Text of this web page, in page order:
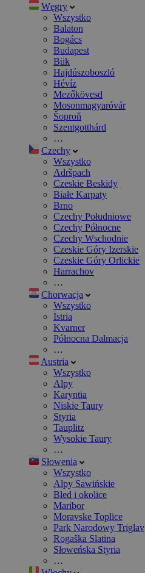
Węgry
Wszystko
Balaton
Bogács
Budapest
Bük
Hajdúszoboszló
Hévíz
Mezőkövesd
Mosonmagyaróvár
Šoproň
Szentgotthárd
…
Czechy
Wszystko
Adršpach
Czeskie Beskidy
Białe Karpaty
Brno
Czechy Południowe
Czechy Północne
Czechy Wschodnie
Czeskie Góry Izerskie
Czeskie Góry Orlickie
Harrachov
…
Chorwacja
Wszystko
Istria
Kvarner
Północna Dalmacja
…
Austria
Wszystko
Alpy
Karyntia
Niskie Taury
Styria
Tauplitz
Wysokie Taury
…
Słowenia
Wszystko
Alpy Sawińskie
Bled i okolice
Maribor
Moravske Toplice
Park Narodowy Triglav
Rogaška Slatina
Słoweńska Styria
…